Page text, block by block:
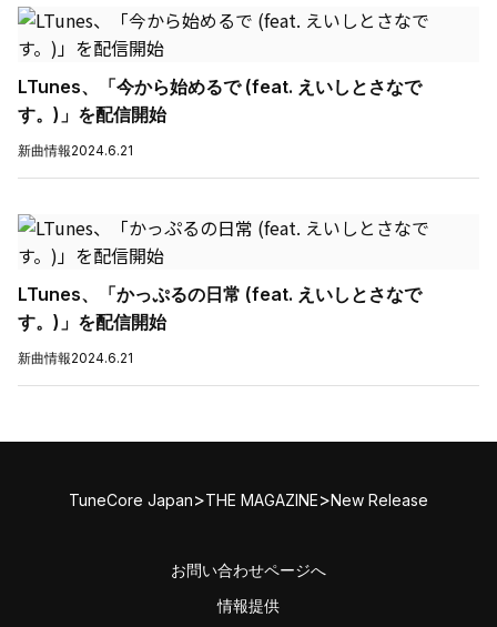
LTunes、「今から始めるで (feat. えいしとさなで
す。)」を配信開始
新曲情報2024.6.21
LTunes、「かっぷるの日常 (feat. えいしとさなで
す。)」を配信開始
新曲情報2024.6.21
TuneCore Japan>THE MAGAZINE>New Release
お問い合わせページへ
情報提供